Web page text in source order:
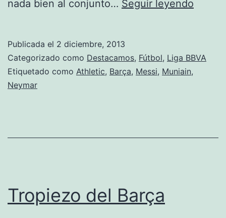
nada bien al conjunto… Seguir leyendo
Publicada el 2 diciembre, 2013
Categorizado como Destacamos, Fútbol, Liga BBVA
Etiquetado como Athletic, Barça, Messi, Muniain,
Neymar
Tropiezo del Barça